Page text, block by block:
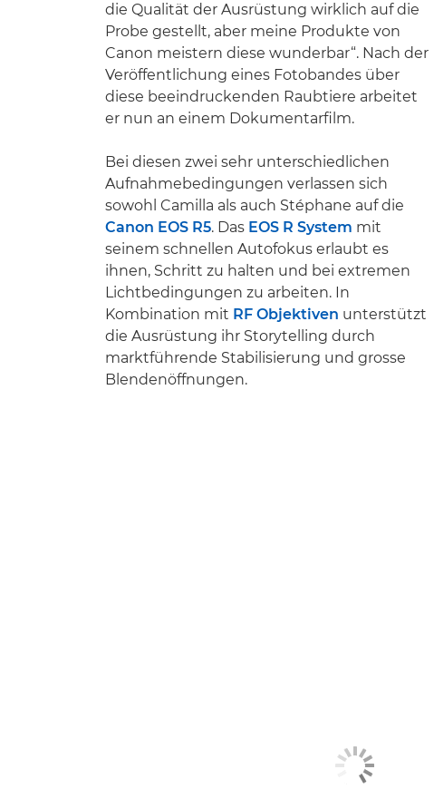
die Qualität der Ausrüstung wirklich auf die
Probe gestellt, aber meine Produkte von
Canon meistern diese wunderbar“. Nach der
Veröffentlichung eines Fotobandes über
diese beeindruckenden Raubtiere arbeitet
er nun an einem Dokumentarfilm.
Bei diesen zwei sehr unterschiedlichen
Aufnahmebedingungen verlassen sich
sowohl Camilla als auch Stéphane auf die
Canon EOS R5. Das EOS R System mit
seinem schnellen Autofokus erlaubt es
ihnen, Schritt zu halten und bei extremen
Lichtbedingungen zu arbeiten. In
Kombination mit RF Objektiven unterstützt
die Ausrüstung ihr Storytelling durch
marktführende Stabilisierung und grosse
Blendenöffnungen.